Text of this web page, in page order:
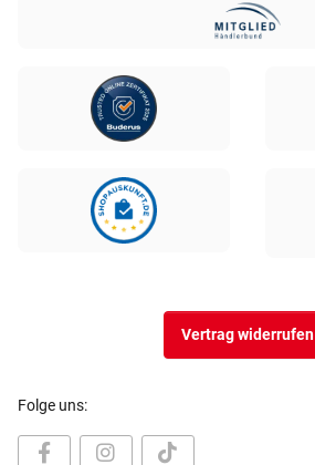
Vertrag widerrufen
Folge uns: